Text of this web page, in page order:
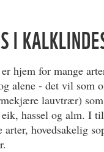
I
hjem for mange
alene - det vil som
lauvtrær)
hassel og alm. I
arter, hovedsakelig